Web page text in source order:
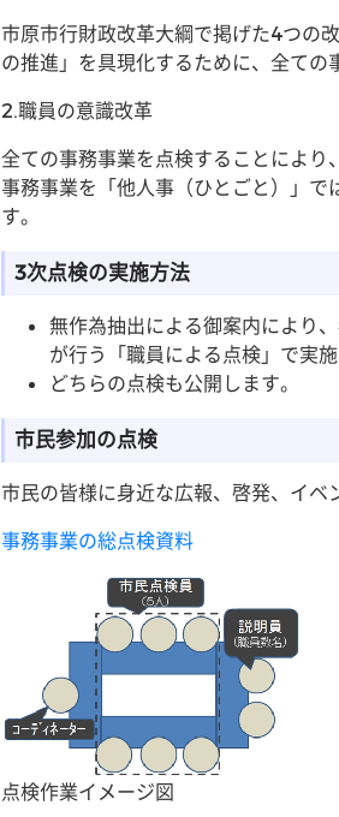
市原市行財政改革大綱で掲げた4つの
の推進」を具現化するために、全ての
2.職員の意識改革
全ての事務事業を点検することによ
事務事業を「他人事（ひとごと）」
す。
3次点検の実施方法
無作為抽出による御案内により
が行う「職員による点検」で実施
どちらの点検も公開します。
市民参加の点検
市民の皆様に身近な広報、啓発、イベ
事務事業の総点検資料
点検作業イメージ図